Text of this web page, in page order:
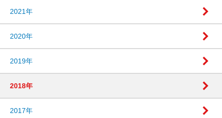
2021年
2020年
2019年
2018年
2017年